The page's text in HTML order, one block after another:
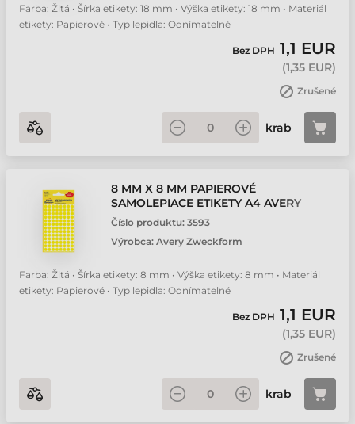
Farba: Žltá • Šírka etikety: 18 mm • Výška etikety: 18 mm • Materiál
etikety: Papierové • Typ lepidla: Odnímateľné
Bez DPH 1,1 EUR
(1,35 EUR)
Zrušené
krab
8 MM X 8 MM PAPIEROVÉ
SAMOLEPIACE ETIKETY A4 AVERY
ZWECKFORM ŽLTÁ ( 4
HÁRKOV/BALENIE )
Číslo produktu: 3593
Výrobca: Avery Zweckform
Farba: Žltá • Šírka etikety: 8 mm • Výška etikety: 8 mm • Materiál
etikety: Papierové • Typ lepidla: Odnímateľné
Bez DPH 1,1 EUR
(1,35 EUR)
Zrušené
krab